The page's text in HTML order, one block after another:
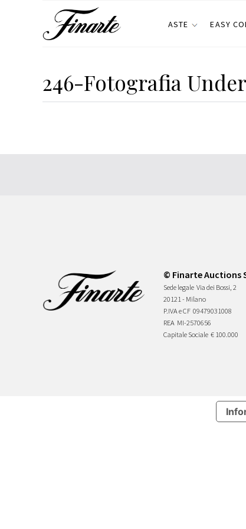
ASTE EASY
246-Fotografia
© Finarte Auctions
Sede legale Via dei Bossi, 2
20121 - Milano
P.IVA e CF 09479031008
REA MI-2570656
Capitale Sociale € 100.000